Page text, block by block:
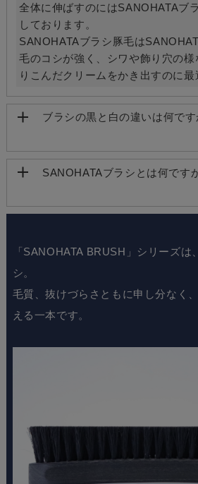
全体に伸ばすのにはSANOHATAブ
しております。
SANOHATAブラシ豚毛は
毛のコシが強く、シワや飾り穴の
りこんだクリームをかき出すのに最
ブラシの黒と白の違いは何です
SANOHATAブラシとは何です
「SANOHATA BRUSH」シリーズは
シ。
毛質、抜けづらさともに申し分なく
える一本です。